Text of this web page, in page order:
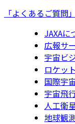
「よくあるご質問」
JAXAに
広報サ
宇宙ビ
ロケッ
国際宇
宇宙飛
人工衛
地球観